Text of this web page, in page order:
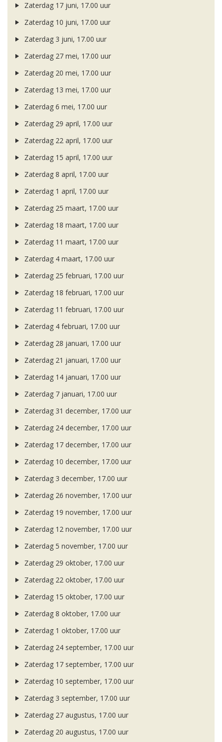
Zaterdag 17 juni, 17.00 uur
Zaterdag 10 juni, 17.00 uur
Zaterdag 3 juni, 17.00 uur
Zaterdag 27 mei, 17.00 uur
Zaterdag 20 mei, 17.00 uur
Zaterdag 13 mei, 17.00 uur
Zaterdag 6 mei, 17.00 uur
Zaterdag 29 april, 17.00 uur
Zaterdag 22 april, 17.00 uur
Zaterdag 15 april, 17.00 uur
Zaterdag 8 april, 17.00 uur
Zaterdag 1 april, 17.00 uur
Zaterdag 25 maart, 17.00 uur
Zaterdag 18 maart, 17.00 uur
Zaterdag 11 maart, 17.00 uur
Zaterdag 4 maart, 17.00 uur
Zaterdag 25 februari, 17.00 uur
Zaterdag 18 februari, 17.00 uur
Zaterdag 11 februari, 17.00 uur
Zaterdag 4 februari, 17.00 uur
Zaterdag 28 januari, 17.00 uur
Zaterdag 21 januari, 17.00 uur
Zaterdag 14 januari, 17.00 uur
Zaterdag 7 januari, 17.00 uur
Zaterdag 31 december, 17.00 uur
Zaterdag 24 december, 17.00 uur
Zaterdag 17 december, 17.00 uur
Zaterdag 10 december, 17.00 uur
Zaterdag 3 december, 17.00 uur
Zaterdag 26 november, 17.00 uur
Zaterdag 19 november, 17.00 uur
Zaterdag 12 november, 17.00 uur
Zaterdag 5 november, 17.00 uur
Zaterdag 29 oktober, 17.00 uur
Zaterdag 22 oktober, 17.00 uur
Zaterdag 15 oktober, 17.00 uur
Zaterdag 8 oktober, 17.00 uur
Zaterdag 1 oktober, 17.00 uur
Zaterdag 24 september, 17.00 uur
Zaterdag 17 september, 17.00 uur
Zaterdag 10 september, 17.00 uur
Zaterdag 3 september, 17.00 uur
Zaterdag 27 augustus, 17.00 uur
Zaterdag 20 augustus, 17.00 uur